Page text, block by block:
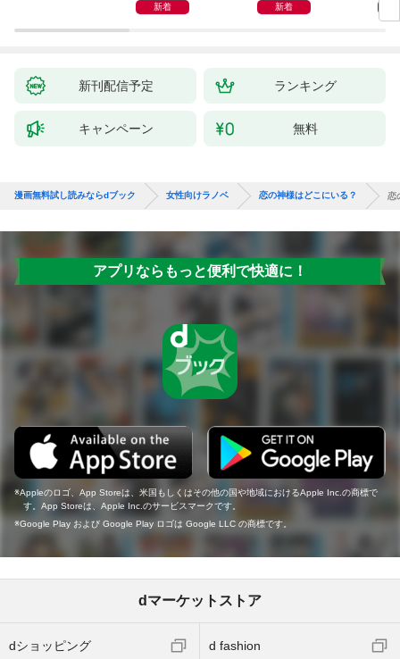
新着 新着
新刊配信予定 ランキング
キャンペーン 無料
漫画無料試し読みならdブック 女性向けラノベ 恋の神様はどこにいる？ 恋
アプリならもっと便利で快適に！
Appleのロゴ、App Storeは、米国もしくはその他の国や地域におけるApple Inc.の商標で
す。App Storeは、Apple Inc.のサービスマークです。
Google Play および Google Play ロゴは Google LLC の商標です。
dマーケットストア
dショッピング d fashion